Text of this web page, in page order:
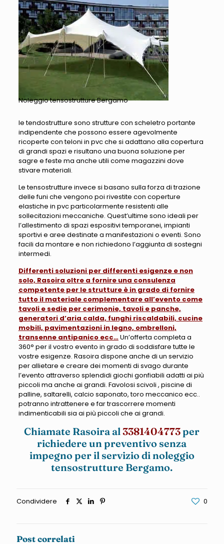
Noleggio tensostrutture Bergamo
le tendostrutture sono strutture con scheletro portante
indipendente che possono essere agevolmente
ricoperte con teloni in pvc che si adattano alla copertura
di grandi spazi e risultano una buona soluzione per
sagre e feste ma anche utili come magazzini dove
stivare materiali.
Le tensostrutture invece si basano sulla forza di trazione
delle funi che vengono poi rivestite con coperture
elastiche in pvc particolarmente resistenti alle
sollecitazioni meccaniche. Quest’ultime sono ideali per
l’allestimento di spazi espositivi temporanei, impianti
sportivi e aree destinate a manifestazioni o eventi. Sono
facili da montare e non richiedono l’aggiunta di sostegni
intermedi.
Differenti soluzioni per differenti esigenze e non
solo, Rasoira oltre a fornire una consulenza
competente per le strutture è in grado di fornire
tutto il materiale complementare all’evento come
tavoli e sedie per cerimonie, tavoli e panche,
generatori d’aria calda, funghi riscaldabili, cucine
mobili, pavimentazioni in legno, ombrelloni,
transenne antipanico ecc…Un’offerta completa a
360° per il vostro evento in grado di soddisfare tutte le
vostre esigenze. Rasoira dispone anche di un servizio
per allietare e creare dei momenti di svago durante
l’evento attraverso splendidi giochi gonfiabili adatti ai più
piccoli ma anche ai grandi. Favolosi scivoli , piscine di
palline, saltarelli, calcio saponato, toro meccanico ecc..
potranno intrattenere e far trascorrere momenti
indimenticabili sia ai più piccoli che ai grandi.
Chiamate Rasoira al3381404773per
richiedere un preventivo senza
impegno per il servizio di noleggio
tensostrutture Bergamo.
Condividere 0
Post correlati